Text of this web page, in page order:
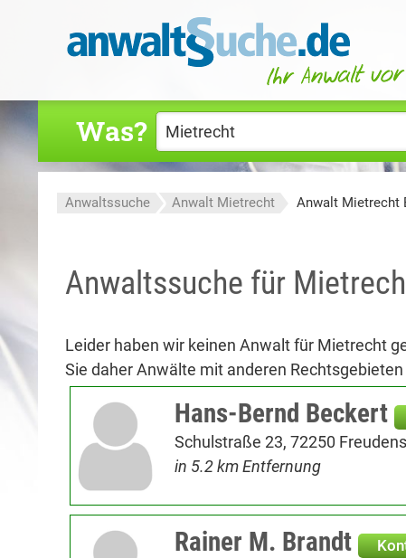
Was?
Anwaltssuche Anwalt Mietrecht Anwalt Mietrecht
Anwaltssuche für
Leider haben wir keinen Anwalt für Mietrecht
Sie daher Anwälte mit anderen
Hans-Bernd Beckert
Schulstraße 23, 72250
in 5.2 km Entfernung
Rainer M. Brandt